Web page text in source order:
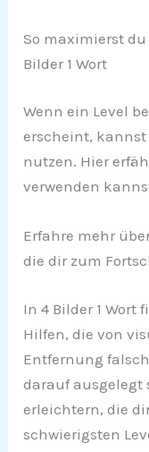
So maximierst
Bilder 1 Wort
Wenn ein Level
erscheint, kannst
nutzen. Hier
verwenden
Erfahre mehr
die dir zum
In 4 Bilder 1 Wort
Hilfen, die von
Entfernung
darauf ausgelegt
erleichtern, die
schwierigsten